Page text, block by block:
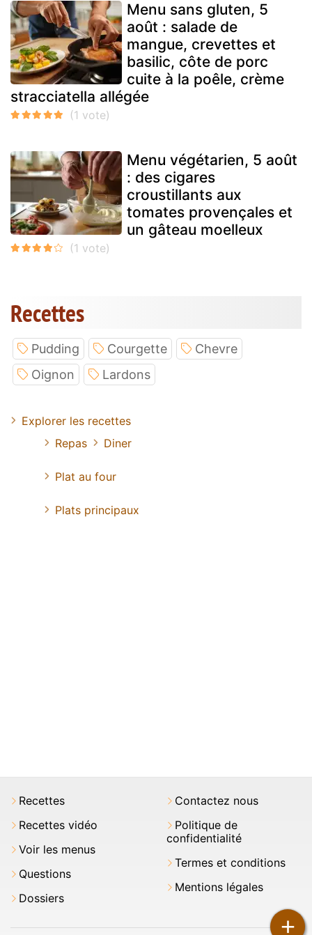
+
Menu sans gluten, 5
août : salade de
mangue, crevettes et
basilic, côte de porc
cuite à la poêle, crème
stracciatella allégée
Menu végétarien, 5 août
: des cigares
croustillants aux
tomates provençales et
un gâteau moelleux
Recettes
Pudding Courgette
Chevre
Oignon
Lardons
Explorer les recettes
Repas
Diner
Plat au four
Plats principaux
Recettes
Recettes vidéo
Voir les menus
Questions
Dossiers
Contactez nous
Politique de
confidentialité
Termes et conditions
Mentions légales